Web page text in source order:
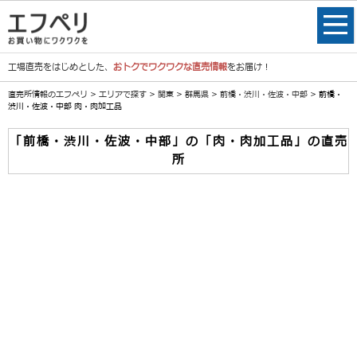
工場直売をはじめとした、 おトクでワクワクな直売情報をお届け！
直売所情報のエフペリ > エリアで探す > 関東 > 群馬県 > 前橋・渋川・佐波・中部 > 前橋・
渋川・佐波・中部 肉・肉加工品
「前橋・渋川・佐波・中部」の「肉・肉加工品」の直売
所